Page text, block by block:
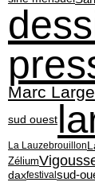
Marc Large
sud ouest
La Lauzebrouillon
Zélium
daxfestival sud-